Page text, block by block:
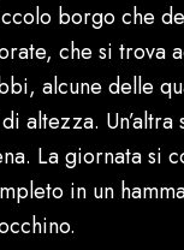
borgo che
che si trova
alcune delle
altezza. Un’altra
La giornata si
in un